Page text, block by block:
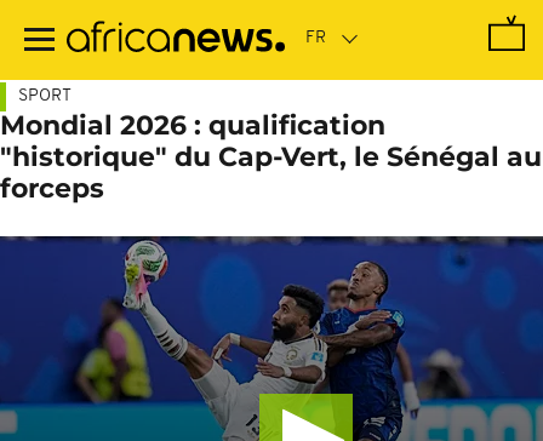
contenu
SPORT
Mondial 2026 : qualification
"historique" du Cap-Vert, le Sénégal au
forceps